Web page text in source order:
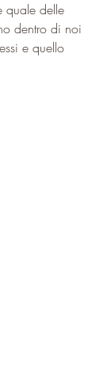
quale delle
dentro di noi
e quello